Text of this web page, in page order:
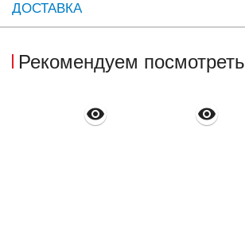
ДОСТАВКА
Рекомендуем посмотреть